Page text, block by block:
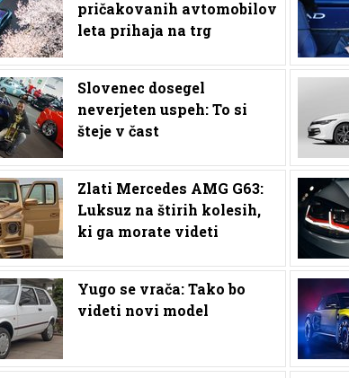
pričakovanih avtomobilov
leta prihaja na trg
Slovenec dosegel
neverjeten uspeh: To si
šteje v čast
Zlati Mercedes AMG G63:
Luksuz na štirih kolesih,
ki ga morate videti
Yugo se vrača: Tako bo
videti novi model